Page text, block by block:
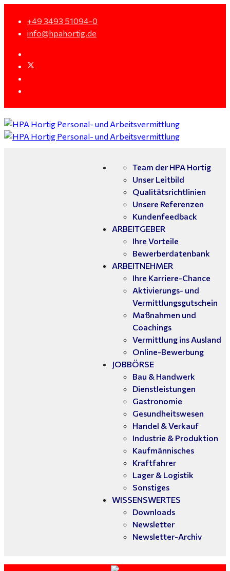
+49 3493 51094-0
info@hpahortig.de
Team der HPA Hortig
Unser Leitbild
Qualitätsrichtlinien
Unsere Referenzen
Kundenfeedback
ARBEITGEBER
Ihre Vorteile
Bewerberdatenbank
ARBEITNEHMER
Ihre Karriere-Chance
Aktivierungs- und
Vermittlungsgutschein
Maßnahmen und
Coachings
Vermittlung ins Ausland
Online-Bewerbung
JOBBÖRSE
Bau & Handwerk
Dienstleistungen
Gastronomie
Gesundheitswesen
Handel & Verkauf
Industrie & Produktion
Kaufmännisches
Kraftfahrer
Lager & Logistik
Sonstiges
WISSENSWERTES
Downloads
Newsletter
Newsletter-Archiv